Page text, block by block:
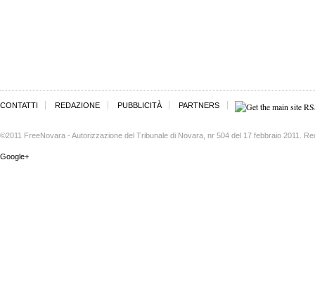
CONTATTI REDAZIONE PUBBLICITÀ PARTNERS
©2011 FreeNovara - Autorizzazione del Tribunale di Novara, nr 504 del 17 febbraio 2011.
Google+